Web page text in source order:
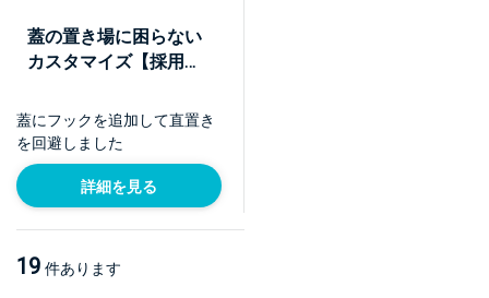
蓋の置き場に困らない
カスタマイズ【採用事
蓋にフックを追加して直置き
を回避しました
詳細を見る
19 件あります